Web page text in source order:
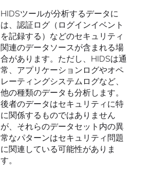
HIDSツールが分析するデータに
は、認証ログ（ログインイベント
を記録する）などのセキュリティ
関連のデータソースが含まれる場
合があります。ただし、HIDSは通
常、アプリケーションログやオペ
レーティングシステムログなど、
他の種類のデータも分析します。
後者のデータはセキュリティに特
に関係するものではありません
が、それらのデータセット内の異
常なパターンはセキュリティ問題
に関連している可能性がありま
す。